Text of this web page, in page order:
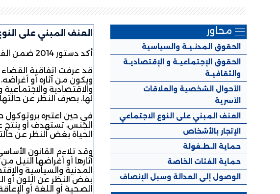
محاور
الحقوق المدنـيـة والسياسية
الحقوق الإجتماعيـة و الإقتصاديـة
والثقافيـة
الأحوال الشخصية والعلاقات
الأسرية
العنف المبني على النوع الاجتماعي
الإتجار بالأشخاص
حماية الـطـفولة
حماية الفئات الخاصة
الوصول إلى العدالة وسبل الإنصاف
العنف المبني على
أكد دستور 2014 ضمن الفصل 21 منه على ضرورة المساواة وعدم التمييز بين المواطنين والمواطنات.
قد عرفت اتفاقية القضاء
ويكون من آثاره أو
والاقتصادية
لها، بصرف النظر عن حالتها
في حين اعتبره بروتوكول
الجنس، تستهدف أو ينتج
الحياة بغض النظر عن
آثارها أو أغراضها النيل
المدنية والسياسية
بغض النظر عن اللون أو
الصحية أو اللغة أو